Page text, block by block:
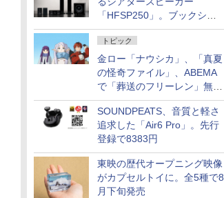
「HFSP250」。ブックシェ
ルフはペア3万円以下
トピック
金ロー「ナウシカ」、「真夏
の怪奇ファイル」、ABEMA
で「葬送のフリーレン」無料
配信など。夏の特番・配信情
報
SOUNDPEATS、音質と軽さ
追求した「Air6 Pro」。先行
登録で8383円
東映の歴代オープニング映像
がカプセルトイに。全5種で8
月下旬発売